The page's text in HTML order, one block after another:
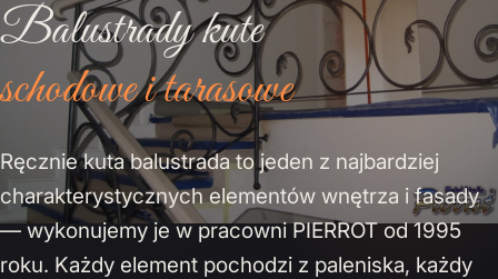
Balustrady kute
schodowe i tarasowe
Ręcznie kuta balustrada to jeden z najbardziej
charakterystycznych elementów wnętrza i fasady
— wykonujemy je w pracowni PIERROT od 1995
roku. Każdy element pochodzi z paleniska, każdy